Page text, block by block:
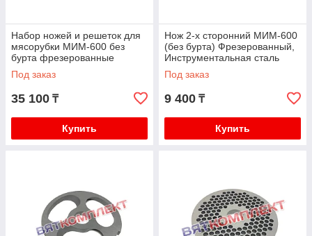
Набор ножей и решеток для
мясорубки МИМ-600 без
бурта фрезерованные
(Инструментальная сталь)
Под заказ
35 100 ₸
Купить
Нож 2-х сторонний МИМ-600
(без бурта) Фрезерованный,
Инструментальная сталь
Под заказ
9 400 ₸
Купить